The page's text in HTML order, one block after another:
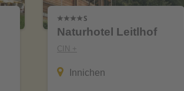
Naturhotel Leitlhof
CIN +
Innichen